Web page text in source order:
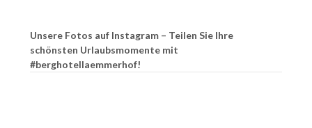
Unsere Fotos auf Instagram – Teilen Sie Ihre
schönsten Urlaubsmomente mit
#berghotellaemmerhof!